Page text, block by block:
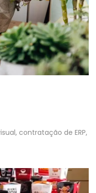
contratação de ERP,